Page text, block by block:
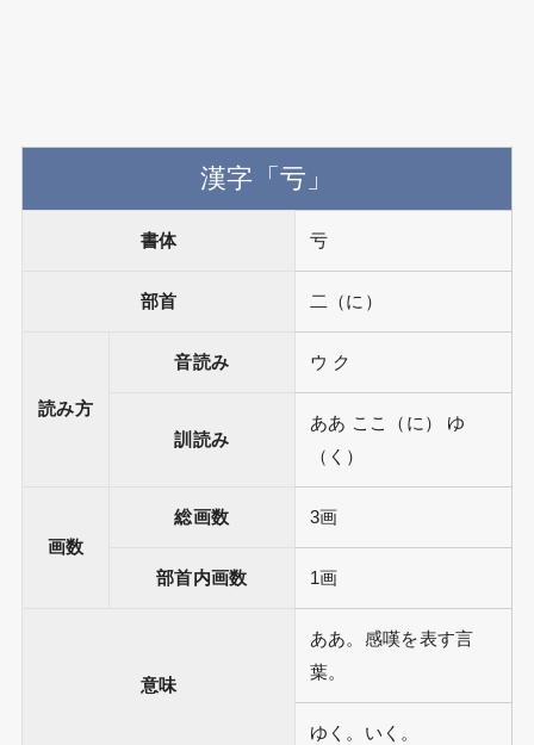
漢字「亏」
書体 亏
部首 二（に）
読み方
音読み ウ ク
訓読み
ああ ここ（に） ゆ
（く）
画数
総画数 3画
部首内画数 1画
意味
ああ。感嘆を表す言
葉。
ゆく。いく。